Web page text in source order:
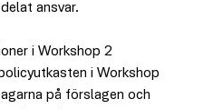
ansvar.
i Workshop 2
i Workshop
på förslagen och